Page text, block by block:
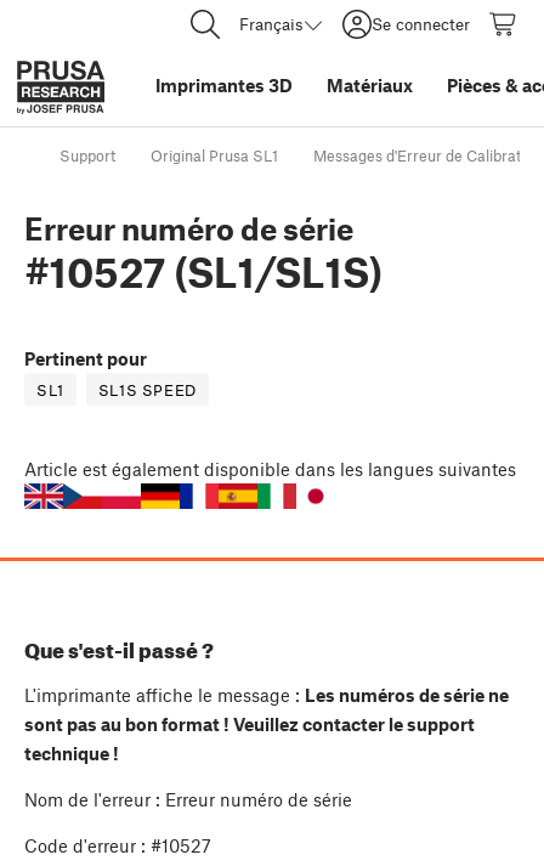
Français Se connecter
Imprimantes 3D Matériaux Pièces &
Support Original Prusa SL1 Messages d'Erreur de Calibration
Erreur numéro de série
#10527 (SL1/SL1S)
Pertinent pour
SL1 SL1S SPEED
Article est également disponible dans les langues suivantes
Que s'est-il passé ?
L'imprimante affiche le message : Les numéros de série ne
sont pas au bon format ! Veuillez contacter le support
technique !
Nom de l'erreur : Erreur numéro de série
Code d'erreur : #10527